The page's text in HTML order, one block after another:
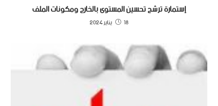
إستمارة ترشح تحسين المستوى بالخارج ومكونات الملف
18 يناير 2024